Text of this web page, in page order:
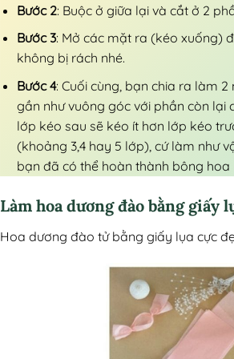
Bước 2: Buộc ở giữa lại và cắt ở 2
Bước 3: Mở các mặt ra (kéo xuống)
không bị rách nhé.
Bước 4: Cuối cùng, bạn chia ra làm
gần như vuông góc với phần còn lại
lớp kéo sau sẽ kéo ít hơn lớp kéo
(khoảng 3,4 hay 5 lớp), cứ làm như
bạn đã có thể hoàn thành bông
Làm hoa dương đào bằng giấy
Hoa dương đào tử bằng giấy lụa cực